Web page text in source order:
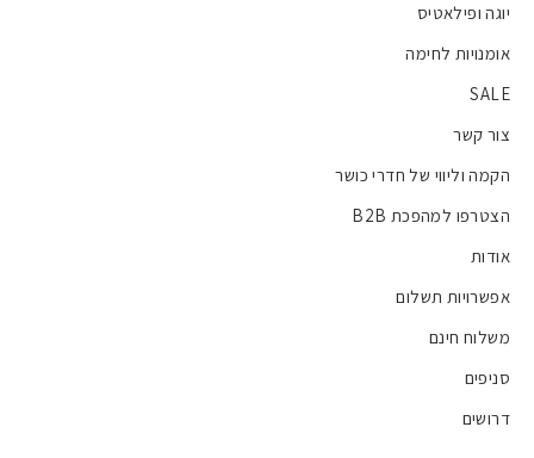
יוגה ופילאטיס
אומנויות לחימה
SALE
צור קשר
הקמה וליווי של חדרי כושר
הצטרפו למהפכת B2B
אודות
אפשרויות תשלום
משלוח חינם
סניפים
דרושים